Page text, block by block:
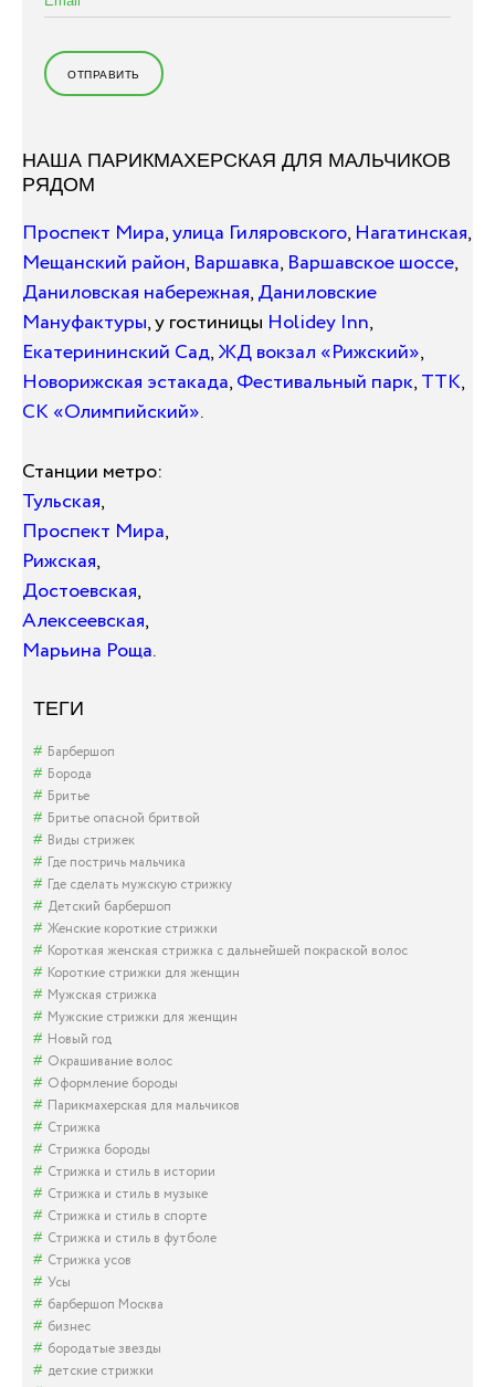
НАША ПАРИКМАХЕРСКАЯ ДЛЯ МАЛЬЧИКОВ
РЯДОМ
Проспект Мира,улица Гиляровского,Нагатинская,
Мещанский район,Варшавка,Варшавское шоссе,
Даниловская набережная,Даниловские
Мануфактуры, у гостиницы Holidey Inn,
Екатерининский Сад,ЖД вокзал «Рижский»,
Новорижская эстакада,Фестивальный парк,ТТК,
СК «Олимпийский».
Станции метро:
Тульская,
Проспект Мира,
Рижская,
Достоевская,
Алексеевская,
Марьина Роща.
ТЕГИ
Барбершоп
Борода
Бритье
Бритье опасной бритвой
Виды стрижек
Где постричь мальчика
Где сделать мужскую стрижку
Детский барбершоп
Женские короткие стрижки
Короткая женская стрижка с дальнейшей покраской волос
Короткие стрижки для женщин
Мужская стрижка
Мужские стрижки для женщин
Новый год
Окрашивание волос
Оформление бороды
Парикмахерская для мальчиков
Стрижка
Стрижка бороды
Стрижка и стиль в истории
Стрижка и стиль в музыке
Стрижка и стиль в спорте
Стрижка и стиль в футболе
Стрижка усов
Усы
барбершоп Москва
бизнес
бородатые звезды
детские стрижки